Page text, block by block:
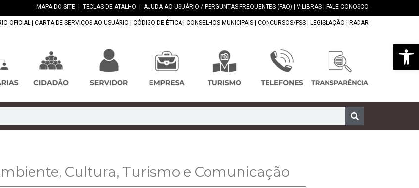
Abrir
MAPA DO SITE TECLAS DE ATALHO AJUDA AO USUÁRIO / PERGUNTAS FREQUENTES (FAQ) V-LIBRAS FALE CONOSCO
OFICIAL CARTA DE SERVIÇOS AO USUÁRIO CÓDIGO DE ÉTICA| CONSELHOS MUNICIPAIS CONCURSOS/PSS LEGISLAÇÃO RADAR
Cultura, Turismo e Comunicação